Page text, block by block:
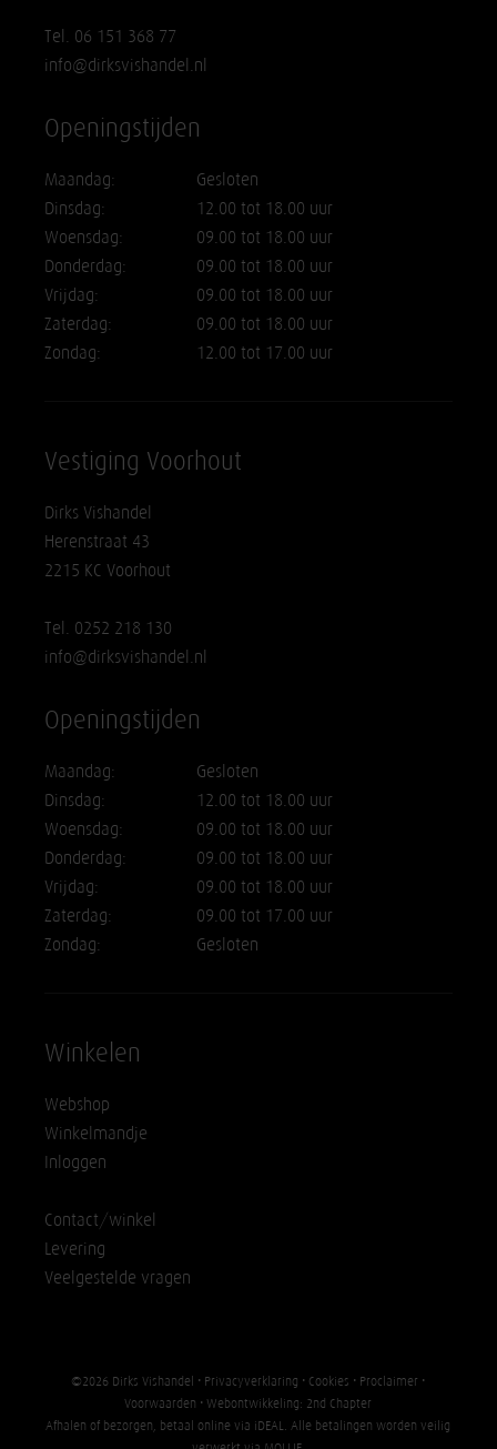
Tel. 06 151 368 77
info@dirksvishandel.nl
Openingstijden
Maandag:
Gesloten
Dinsdag:
12.00 tot 18.00 uur
Woensdag:
09.00 tot 18.00 uur
Donderdag:
09.00 tot 18.00 uur
Vrijdag:
09.00 tot 18.00 uur
Zaterdag:
09.00 tot 18.00 uur
Zondag:
12.00 tot 17.00 uur
Vestiging Voorhout
Dirks Vishandel
Herenstraat 43
2215 KC Voorhout
Tel. 0252 218 130
info@dirksvishandel.nl
Openingstijden
Maandag:
Gesloten
Dinsdag:
12.00 tot 18.00 uur
Woensdag:
09.00 tot 18.00 uur
Donderdag:
09.00 tot 18.00 uur
Vrijdag:
09.00 tot 18.00 uur
Zaterdag:
09.00 tot 17.00 uur
Zondag:
Gesloten
Winkelen
Webshop
Winkelmandje
Inloggen
Contact/winkel
Levering
Veelgestelde vragen
©2026 Dirks Vishandel • Privacyverklaring • Cookies • Proclaimer •
Voorwaarden • Webontwikkeling: 2nd Chapter
Afhalen of bezorgen, betaal online via iDEAL. Alle betalingen worden veilig